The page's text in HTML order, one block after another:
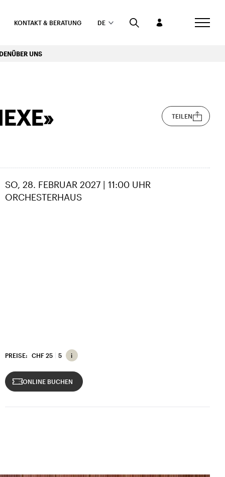
KONTAKT & BERATUNG DE
ÜBER UNS
TEILEN
SO, 28. FEBRUAR 2027 | 11:00 UHR
ORCHESTERHAUS
PREISE: CHF 25 5
ONLINE BUCHEN